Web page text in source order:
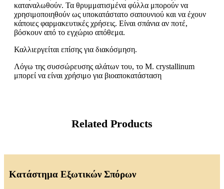
καταναλωθούν. Τα θρυμματισμένα φύλλα μπορούν να
χρησιμοποιηθούν ως υποκατάστατο σαπουνιού και να έχουν
κάποιες φαρμακευτικές χρήσεις. Είναι σπάνια αν ποτέ,
βόσκουν από το εγχώριο απόθεμα.
Καλλιεργείται επίσης για διακόσμηση.
Λόγω της συσσώρευσης αλάτων του, το M. crystallinum
μπορεί να είναι χρήσιμο για βιοαποκατάσταση
Related Products
Κατάστημα Εξωτικών Σπόρων